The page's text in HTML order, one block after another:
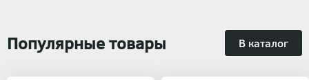
Популярные товары В каталог